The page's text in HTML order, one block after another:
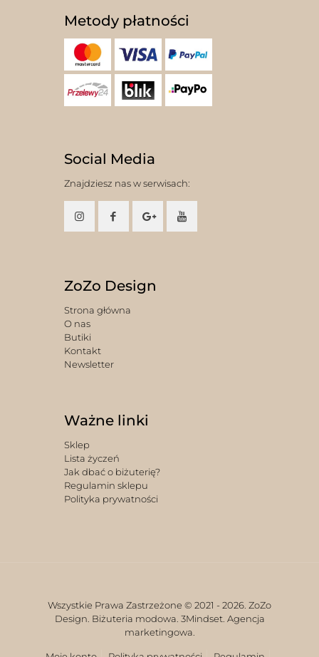
Metody płatności
Social Media
Znajdziesz nas w serwisach:
ZoZo Design
Strona główna
O nas
Butiki
Kontakt
Newsletter
Ważne linki
Sklep
Lista życzeń
Jak dbać o biżuterię?
Regulamin sklepu
Polityka prywatności
Wszystkie Prawa Zastrzeżone © 2021 - 2026. ZoZo
Design. Biżuteria modowa. 3Mindset. Agencja
marketingowa.